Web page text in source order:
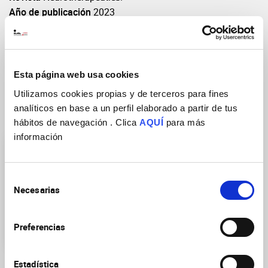
Esta página web usa cookies
Utilizamos cookies propias y de terceros para fines
analíticos en base a un perfil elaborado a partir de tus
hábitos de navegación . Clica AQUÍ para más
información
Necesarias
Preferencias
Estadística
Año de publicación 2023
Volumen: Páginas(inicio-fin)
20(5): 1294-1304
https://doi.org/10.1007/s13311-023-01395-z
Grupos de Investigación
neurodesarrollo